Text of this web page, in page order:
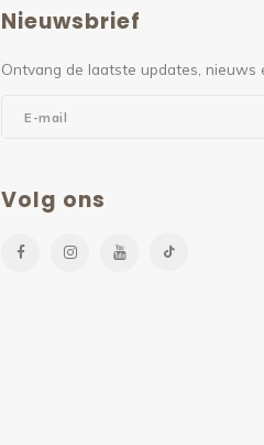
Nieuwsbrief
Ontvang de laatste updates, nieuws
Volg ons